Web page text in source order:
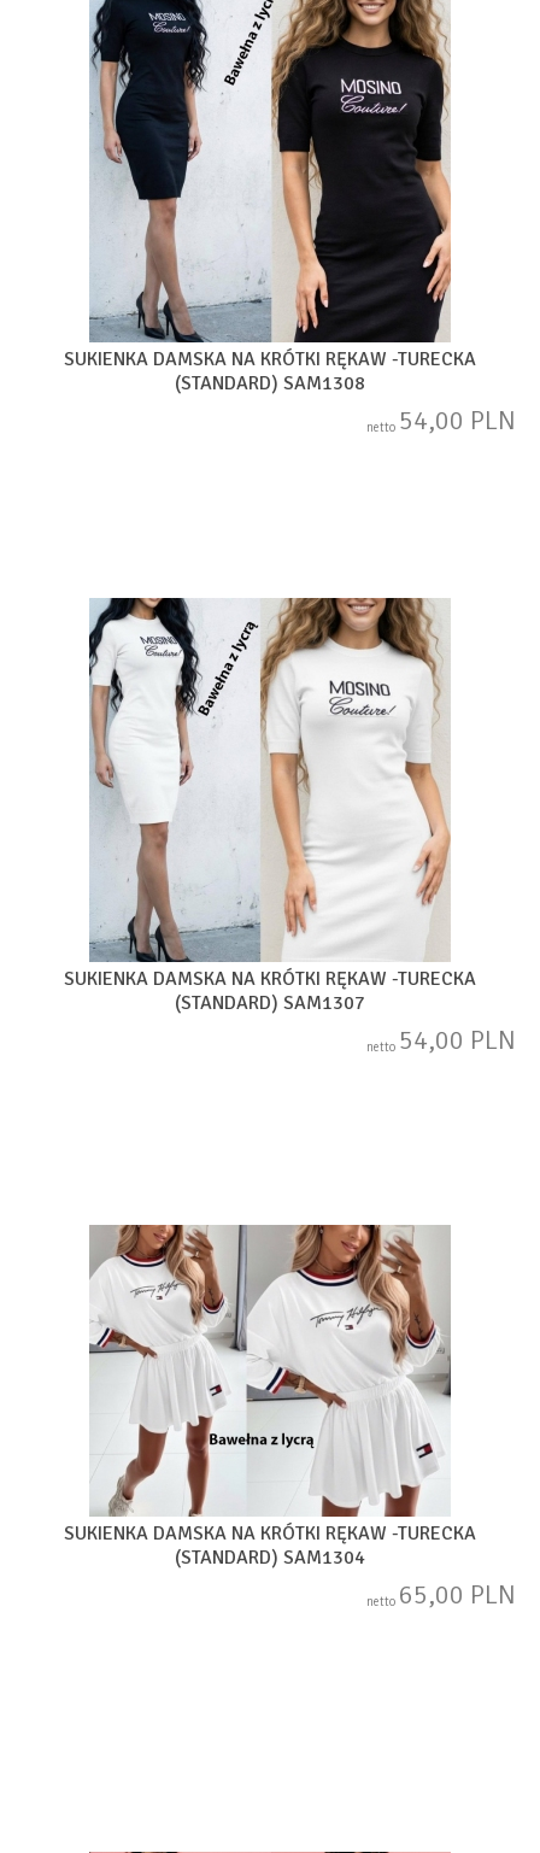
SUKIENKA DAMSKA NA KRÓTKI RĘKAW -TURECKA
(STANDARD) SAM1308
netto 54,00 PLN
SUKIENKA DAMSKA NA KRÓTKI RĘKAW -TURECKA
(STANDARD) SAM1307
netto 54,00 PLN
SUKIENKA DAMSKA NA KRÓTKI RĘKAW -TURECKA
(STANDARD) SAM1304
netto 65,00 PLN